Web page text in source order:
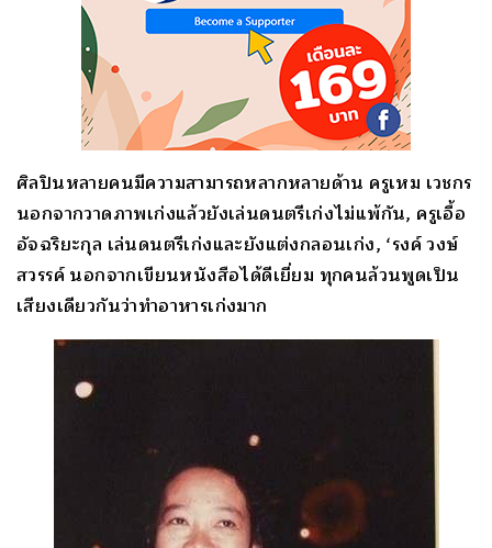
ศิลปินหลายคนมีความสามารถหลากหลายด้าน ครูเหม เวชกร
นอกจากวาดภาพเก่งแล้วยังเล่นดนตรีเก่งไม่แพ้กัน, ครูเอื้อ
อัจฉริยะกุล เล่นดนตรีเก่งและยังแต่งกลอนเก่ง, ‘รงค์ วงษ์
สวรรค์ นอกจากเขียนหนังสือได้ดีเยี่ยม ทุกคนล้วนพูดเป็น
เสียงเดียวกันว่าทำอาหารเก่งมาก